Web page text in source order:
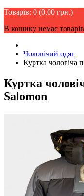
Товарів: 0 (0.00 грн.)
В кошику немає
Чоловічий одяг
Куртка чоловіча
Куртка
Salomon